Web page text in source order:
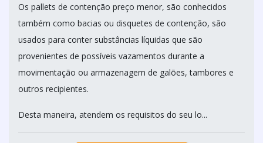
Os pallets de contenção preço menor, são conhecidos
também como bacias ou disquetes de contenção, são
usados para conter substâncias líquidas que são
provenientes de possíveis vazamentos durante a
movimentação ou armazenagem de galões, tambores e
outros recipientes.
Desta maneira, atendem os requisitos do seu lo...